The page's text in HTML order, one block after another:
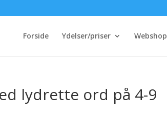
Forside Ydelser/priser Webshop
lydrette ord på 4-9